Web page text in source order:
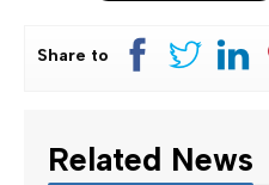
Share to
Related News